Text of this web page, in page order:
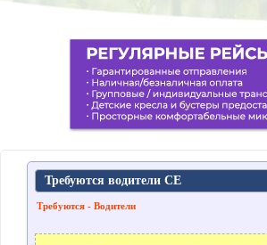
Требуются водители СЕ
Требуются - Водители